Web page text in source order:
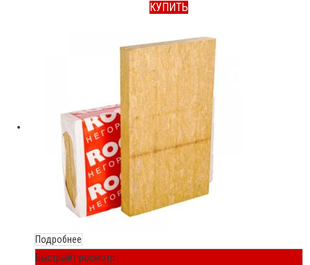
КУПИТЬ
Подробнее
Быстрый просмотр